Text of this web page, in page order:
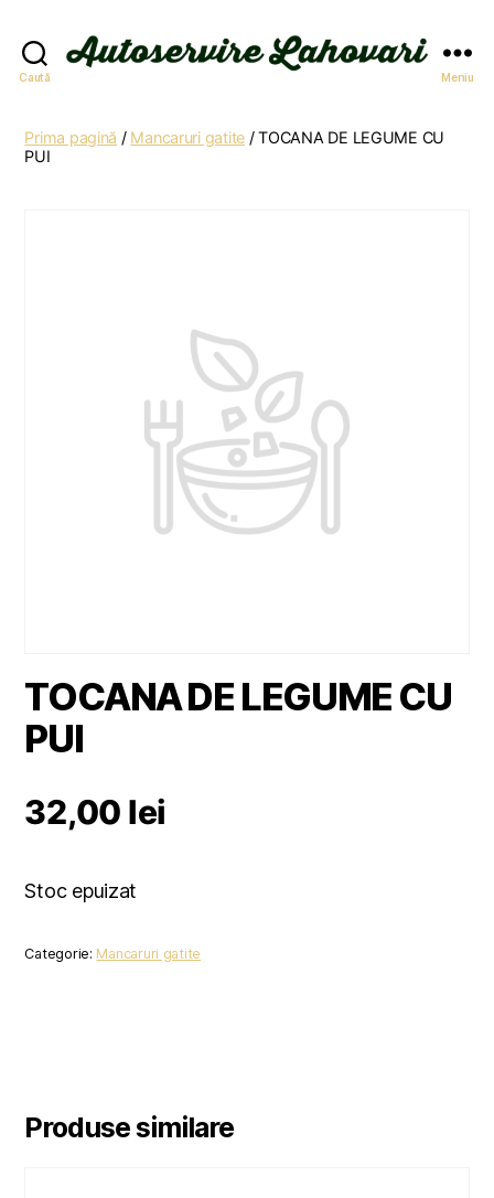
Caută Meniu
Prima pagină / Mancaruri gatite / TOCANA DE LEGUME CU
PUI
TOCANA DE LEGUME CU
PUI
32,00 lei
Stoc epuizat
Categorie: Mancaruri gatite
Produse similare